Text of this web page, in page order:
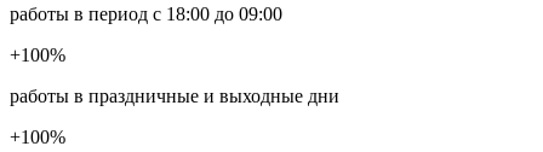
работы в период с 18:00 до 09:00
+100%
работы в праздничные и выходные дни
+100%